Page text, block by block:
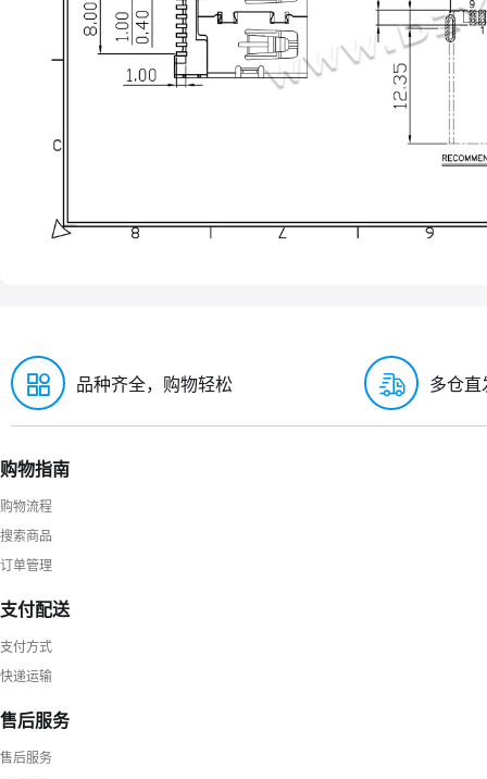
品种齐全，购物轻松 多仓直
购物指南
购物流程
搜索商品
订单管理
支付配送
支付方式
快递运输
售后服务
售后服务